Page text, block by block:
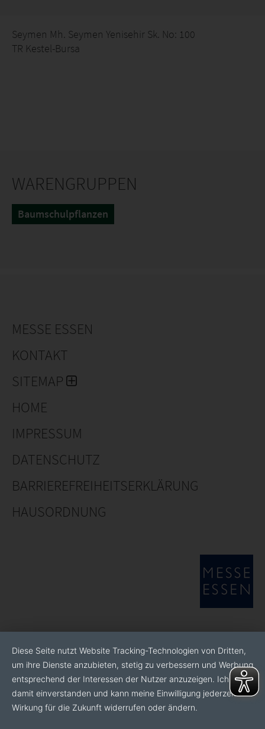
Seymen Mh. Seymen Yenisehir Sk. No: 100
TR Kestel-Bursa
WARENGRUPPEN
Baumschulpflanzen
MESSE ESSEN
KONTAKT
SITEMAP
HOME
IMPRESSUM
DATENSCHUTZ
BARRIEREFREIHEITSERKLÄRUNG
HAUSORDNUNG
Diese Seite nutzt Website Tracking-Technologien von Dritten,
um ihre Dienste anzubieten, stetig zu verbessern und Werbung
entsprechend der Interessen der Nutzer anzuzeigen. Ich bin
damit einverstanden und kann meine Einwilligung jederzeit mit
Wirkung für die Zukunft widerrufen oder ändern.